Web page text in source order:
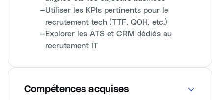
—Utiliser les KPIs pertinents pour le
recrutement tech (TTF, QOH, etc.)
—Explorer les ATS et CRM dédiés au
recrutement IT
Compétences acquises